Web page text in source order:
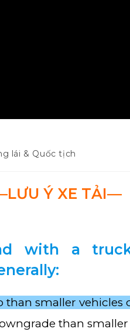
lái & Quốc tịch
Ý XE TẢI—
with a
than smaller vehicles
than smaller